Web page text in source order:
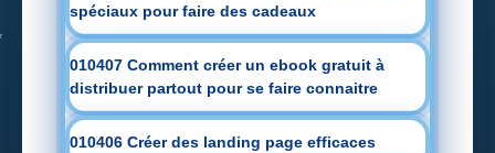
spéciaux pour faire des cadeaux
010407 Comment créer un ebook gratuit à
distribuer partout pour se faire connaitre
010406 Créer des landing page efficaces